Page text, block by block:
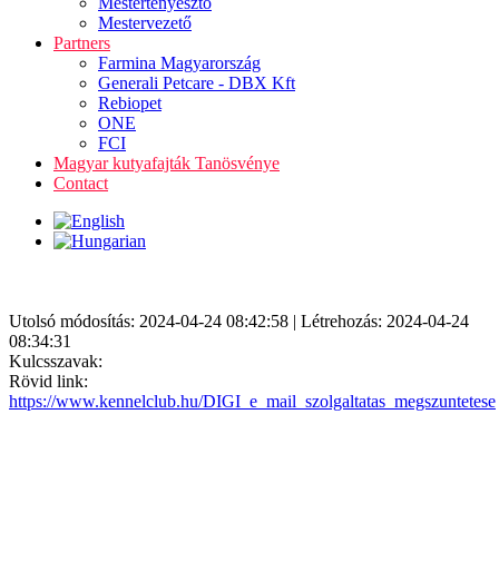
Mestervezető
Partners
Farmina Magyarország
Generali Petcare - DBX Kft
Rebiopet
ONE
FCI
Magyar kutyafajták Tanösvénye
Contact
Utolsó módosítás: 2024-04-24 08:42:58 | Létrehozás: 2024-04-24
08:34:31
Kulcsszavak:
Rövid link:
https://www.kennelclub.hu/DIGI_e_mail_szolgaltatas_megszuntetese